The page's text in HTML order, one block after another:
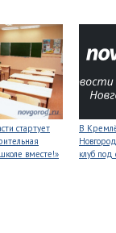
стартует
вместе!»
В
клуб